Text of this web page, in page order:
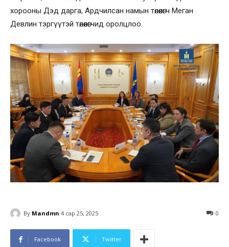
хорооны Дэд дарга, Ардчилсан намын төлөөлөгч Меган
Девлин тэргүүтэй төлөөлөгчид оролцлоо.
By Mandmn 4 сар 25, 2025 0
Facebook Twitter